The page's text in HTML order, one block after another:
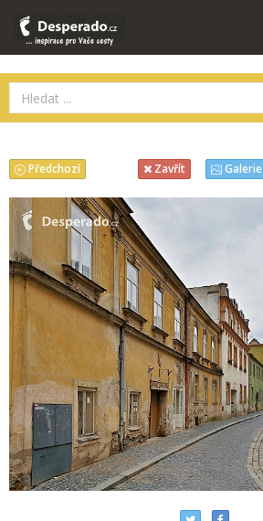
Předchozí Zavřít Galerie